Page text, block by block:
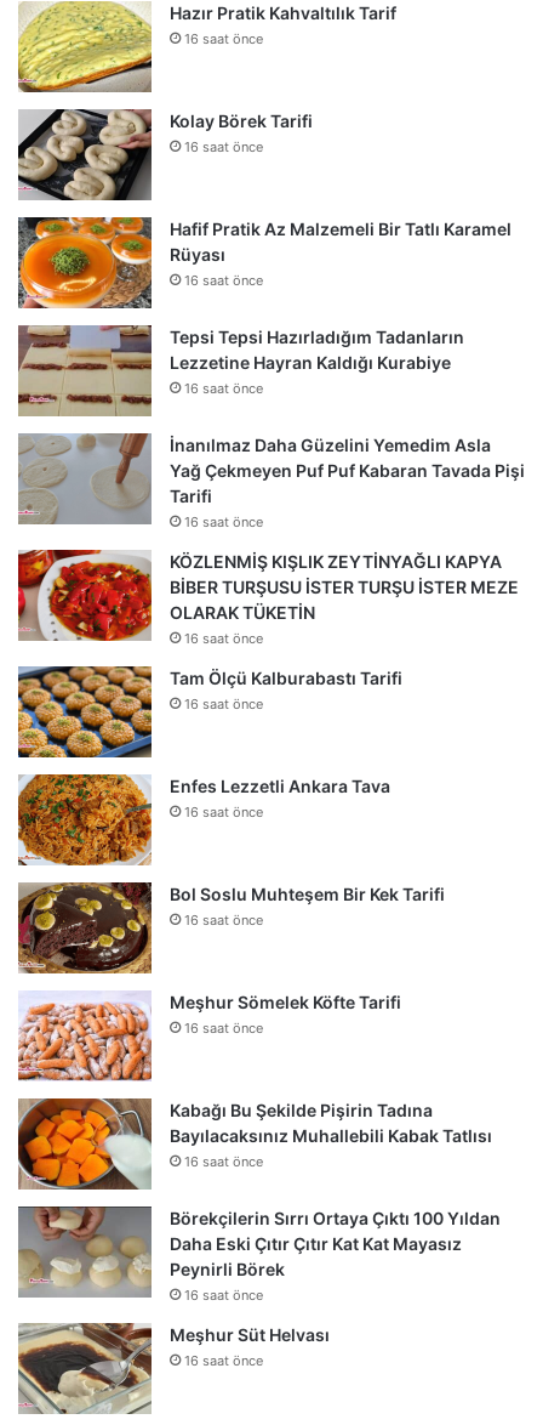
Hazır Pratik Kahvaltılık Tarif
16 saat önce
Kolay Börek Tarifi
16 saat önce
Hafif Pratik Az Malzemeli Bir Tatlı Karamel
Rüyası
16 saat önce
Tepsi Tepsi Hazırladığım Tadanların
Lezzetine Hayran Kaldığı Kurabiye
16 saat önce
İnanılmaz Daha Güzelini Yemedim Asla
Yağ Çekmeyen Puf Puf Kabaran Tavada Pişi
Tarifi
16 saat önce
KÖZLENMİŞ KIŞLIK ZEYTİNYAĞLI KAPYA
BİBER TURŞUSU İSTER TURŞU İSTER MEZE
OLARAK TÜKETİN
16 saat önce
Tam Ölçü Kalburabastı Tarifi
16 saat önce
Enfes Lezzetli Ankara Tava
16 saat önce
Bol Soslu Muhteşem Bir Kek Tarifi
16 saat önce
Meşhur Sömelek Köfte Tarifi
16 saat önce
Kabağı Bu Şekilde Pişirin Tadına
Bayılacaksınız Muhallebili Kabak Tatlısı
16 saat önce
Börekçilerin Sırrı Ortaya Çıktı 100 Yıldan
Daha Eski Çıtır Çıtır Kat Kat Mayasız
Peynirli Börek
16 saat önce
Meşhur Süt Helvası
16 saat önce